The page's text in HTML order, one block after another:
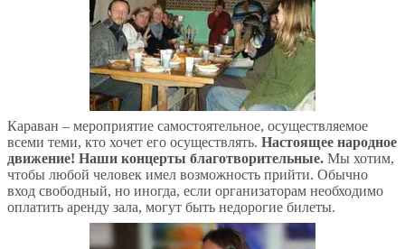
Караван – мероприятие самостоятельное, осуществляемое
всеми теми, кто хочет его осуществлять. Настоящее народное
движение! Наши концерты благотворительные. Мы хотим,
чтобы любой человек имел возможность прийти. Обычно
вход свободный, но иногда, если организаторам необходимо
оплатить аренду зала, могут быть недорогие билеты.